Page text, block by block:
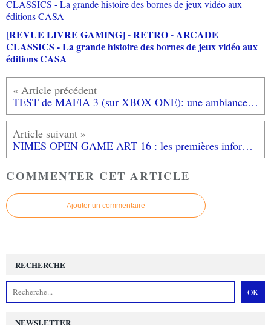
[REVUE LIVRE GAMING] - RETRO - ARCADE
CLASSICS - La grande histoire des bornes de jeux vidéo aux
éditions CASA
TEST de MAFIA 3 (sur XBOX ONE): une ambiance et une mise en scène cinématographiques
NIMES OPEN GAME ART 16 : les premières informations du festival de jeux vidéo nîmois avec les invités MARCUS et KAYANE!
COMMENTER CET ARTICLE
Ajouter un commentaire
NEWSLETTER
RECHERCHE